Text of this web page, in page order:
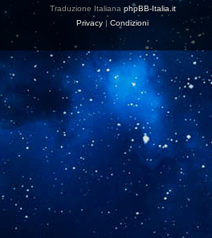
Traduzione Italiana phpBB-Italia.it
Privacy | Condizioni